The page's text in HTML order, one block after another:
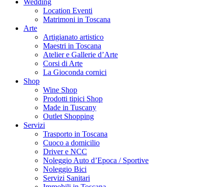
Wedding
Location Eventi
Matrimoni in Toscana
Arte
Artigianato artistico
Maestri in Toscana
Atelier e Gallerie d’Arte
Corsi di Arte
La Gioconda cornici
Shop
Wine Shop
Prodotti tipici Shop
Made in Tuscany
Outlet Shopping
Servizi
Trasporto in Toscana
Cuoco a domicilio
Driver e NCC
Noleggio Auto d’Epoca / Sportive
Noleggio Bici
Servizi Sanitari